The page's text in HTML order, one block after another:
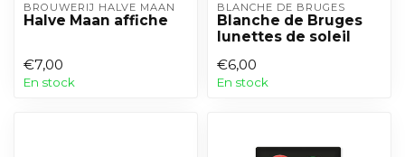
BROUWERIJ HALVE MAAN
Halve Maan affiche
€7,00
En stock
BLANCHE DE BRUGES
Blanche de Bruges
lunettes de soleil
€6,00
En stock